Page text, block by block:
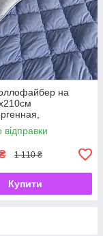
на
цвет синий
відправки
1 110 ₴
Купити